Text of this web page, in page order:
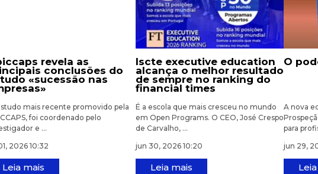
conclusões do
«sucessão nas
mais recente promovido pela
foi coordenado pelo
e ...
2026 10:32
Leia mais
iscte executive education
alcança o melhor resultado
de sempre no ranking do
financial times
É a escola que mais cresceu no mundo
em Open Programs. O CEO, José Crespo
de Carvalho, ...
jun 30, 2026 10:20
Leia mais
o
A nova
para
jun 29,